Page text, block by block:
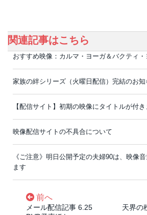
関連記事はこちら
おすすめ映像：カルマ・ヨーガ＆バクティ・
家族の絆シリーズ（火曜日配信）完結のお知
【配信サイト】初期の映像にタイトルが付
映像配信サイトの不具合について
《ご注意》明日公開予定の夫婦90は、映像
ます
前へ
メール配信記事 6.25
天界